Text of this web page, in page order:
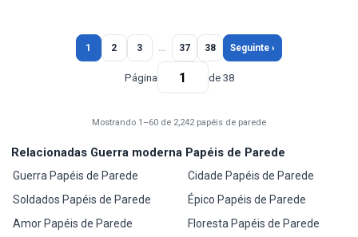
1 2 3 … 37 38 Seguinte ›
Página de 38
Mostrando 1–60 de 2,242 papéis de parede
Relacionadas Guerra moderna Papéis de Parede
Guerra Papéis de Parede
Soldados Papéis de Parede
Amor Papéis de Parede
Cidade Papéis de Parede
Épico Papéis de Parede
Floresta Papéis de Parede